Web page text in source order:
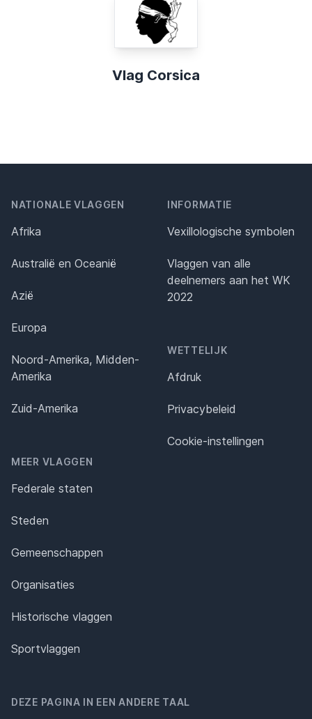
Vlag Corsica
NATIONALE VLAGGEN
Afrika
Australië en Oceanië
Azië
Europa
Noord-Amerika, Midden-
Amerika
Zuid-Amerika
MEER VLAGGEN
Federale staten
Steden
Gemeenschappen
Organisaties
Historische vlaggen
Sportvlaggen
INFORMATIE
Vexillologische symbolen
Vlaggen van alle
deelnemers aan het WK
2022
WETTELIJK
Afdruk
Privacybeleid
Cookie-instellingen
DEZE PAGINA IN EEN ANDERE TAAL